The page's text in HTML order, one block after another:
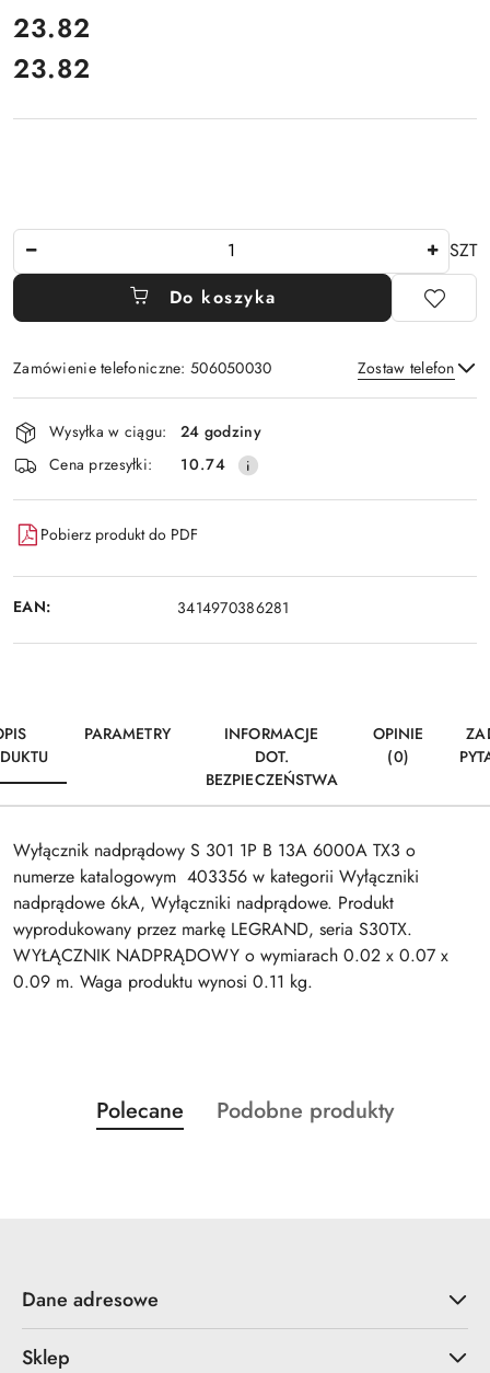
cena:
23.82
Cena:
23.82
SZT
Do koszyka
Zamówienie telefoniczne: 506050030 Zostaw telefon
Wyślij
Dostępność
i
dostawa
Wysyłka w ciągu:
24 godziny
Cena przesyłki:
10.74
Pobierz produkt do PDF
EAN: 3414970386281
PARAMETRY
INFORMACJE
DOT.
BEZPIECZEŃSTWA
OPINIE
(0)
Wyłącznik nadprądowy S 301 1P B 13A 6000A TX3 o
numerze katalogowym 403356 w kategorii Wyłączniki
nadprądowe 6kA, Wyłączniki nadprądowe. Produkt
wyprodukowany przez markę LEGRAND, seria S30TX.
WYŁĄCZNIK NADPRĄDOWY o wymiarach 0.02 x 0.07 x
0.09 m. Waga produktu wynosi 0.11 kg.
Pomiń karuzelę produktów
Produkty
o
Polecane
Produkty
Podobne produkty
Dane adresowe
Sklep